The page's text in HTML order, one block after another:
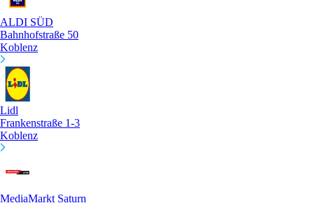
ALDI SÜD
Bahnhofstraße 50
Koblenz
Lidl
Frankenstraße 1-3
Koblenz
MediaMarkt Saturn